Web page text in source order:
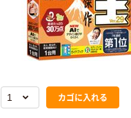
カゴに入れる